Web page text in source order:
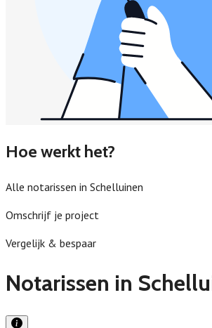
Hoe werkt het?
Alle notarissen in Schelluinen
Omschrijf je project
Vergelijk & bespaar
Notarissen in